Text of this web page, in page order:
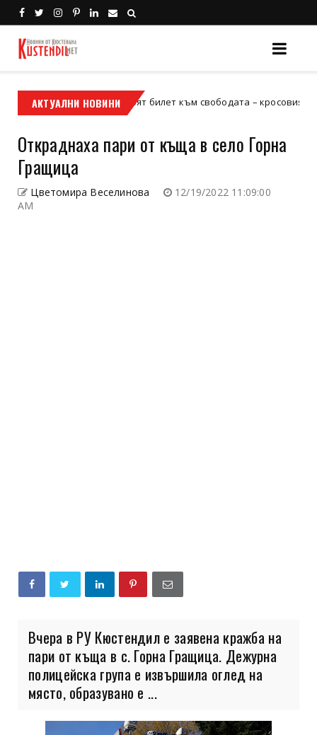
АКТУАЛНИ НОВИНИ
мотор Кой е твоят билет към свободата – кросовият мотор или
Откраднаха пари от къща в село Горна
Гращица
Цветомира Веселинова
12/19/2022 11:09:00
AM
Вчера в РУ Кюстендил е заявена кражба на
пари от къща в с. Горна Гращица. Дежурна
полицейска група е извършила оглед на
място, образувано е ...